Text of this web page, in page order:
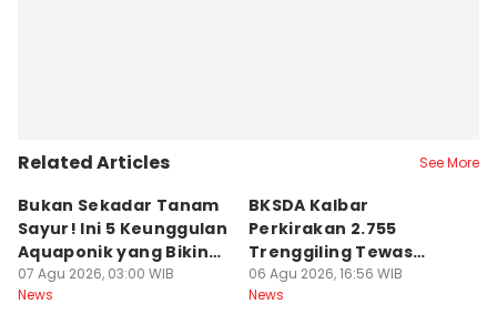
Related Articles See More
Bukan Sekadar Tanam
Sayur! Ini 5 Keunggulan
Aquaponik yang Bikin
Takjub
07 Agu 2026, 03:00 WIB
News
BKSDA Kalbar
Perkirakan 2.755
Trenggiling Tewas
untuk Dapat 551 Kg Sisik
06 Agu 2026, 16:56 WIB
News